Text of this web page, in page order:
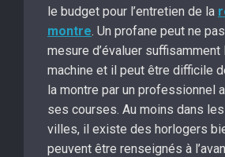
le budget pour l’entretien de la
montre. Un profane peut ne
mesure d’évaluer suffisamment
machine et il peut être difficile
la montre par un professionnel
ses courses. Au moins dans
villes, il existe des horlogers
peuvent être renseignés à